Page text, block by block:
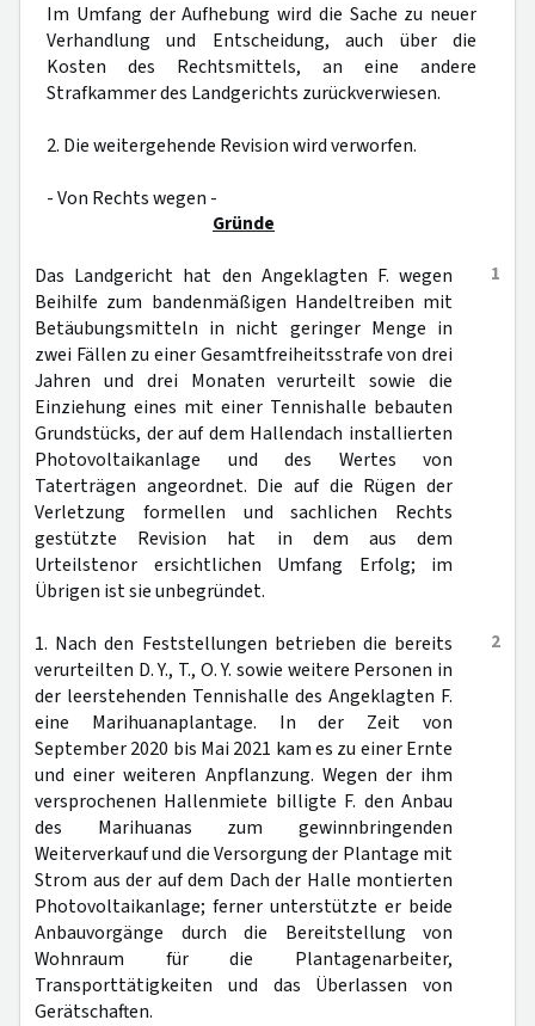
Im Umfang der Aufhebung wird die Sache zu neuer
Verhandlung und Entscheidung, auch über die
Kosten des Rechtsmittels, an eine andere
Strafkammer des Landgerichts zurückverwiesen.
2. Die weitergehende Revision wird verworfen.
- Von Rechts wegen -
Gründe
1
Das Landgericht hat den Angeklagten F. wegen
Beihilfe zum bandenmäßigen Handeltreiben mit
Betäubungsmitteln in nicht geringer Menge in
zwei Fällen zu einer Gesamtfreiheitsstrafe von drei
Jahren und drei Monaten verurteilt sowie die
Einziehung eines mit einer Tennishalle bebauten
Grundstücks, der auf dem Hallendach installierten
Photovoltaikanlage und des Wertes von
Taterträgen angeordnet. Die auf die Rügen der
Verletzung formellen und sachlichen Rechts
gestützte Revision hat in dem aus dem
Urteilstenor ersichtlichen Umfang Erfolg; im
Übrigen ist sie unbegründet.
2
1. Nach den Feststellungen betrieben die bereits
verurteilten D. Y., T., O. Y. sowie weitere Personen in
der leerstehenden Tennishalle des Angeklagten F.
eine Marihuanaplantage. In der Zeit von
September 2020 bis Mai 2021 kam es zu einer Ernte
und einer weiteren Anpflanzung. Wegen der ihm
versprochenen Hallenmiete billigte F. den Anbau
des Marihuanas zum gewinnbringenden
Weiterverkauf und die Versorgung der Plantage mit
Strom aus der auf dem Dach der Halle montierten
Photovoltaikanlage; ferner unterstützte er beide
Anbauvorgänge durch die Bereitstellung von
Wohnraum für die Plantagenarbeiter,
Transporttätigkeiten und das Überlassen von
Gerätschaften.